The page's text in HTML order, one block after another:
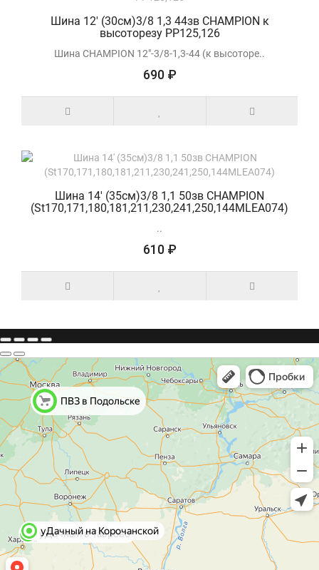
Шина 12' (30см)3/8 1,3 44зв CHAMPION к
высоторезу PP125,126
Шина CHAMPION 12"-3/8-1,3-44 (к высоторе..
690 ₽
Шина 14' (35см)3/8 1,1 50зв CHAMPION
(St170,171,180,181,211,230,241,250,144MLEA074)
..
610 ₽